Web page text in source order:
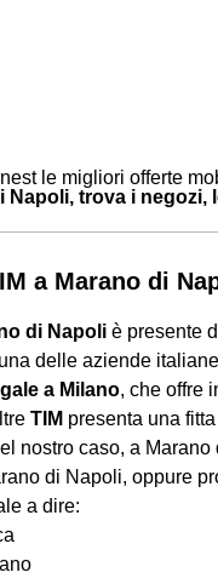
le migliori offerte
Napoli, trova i
a Marano di
di Napoli è presente
delle aziende
a Milano, che offre
TIM presenta una
nostro caso, a
di Napoli, oppure
a dire: